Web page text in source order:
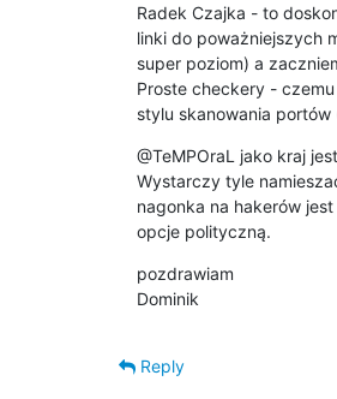
Radek Czajka - to
linki do poważniejszych
super poziom) a
Proste checkery -
stylu skanowania portów
@TeMPOraL jako kraj
Wystarczy tyle
nagonka na hakerów
opcje polityczną.
pozdrawiam
Dominik
Reply